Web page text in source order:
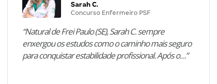
Sarah C.
Concurso Enfermeiro PSF
“Natural de Frei Paulo (SE), Sarah C. sempre
enxergou os estudos como o caminho mais seguro
para conquistar estabilidade profissional. Após o…”